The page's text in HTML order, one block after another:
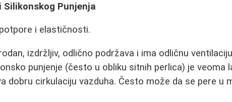
Punjenja
i elastičnosti.
izdržljiv, odlično podržava i ima odličnu
punjenje (često u obliku sitnih perlica) je veoma
dobru cirkulaciju vazduha. Često može da se pere u